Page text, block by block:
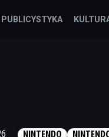
PUBLICYSTYKA